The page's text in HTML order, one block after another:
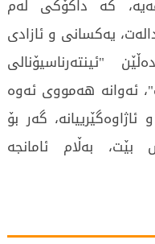
كە داكۆكى لەم
يەكسانى و ئازادى
"ئينتەرناسيۆنالى
ئەوانە هەمووى ئەوە
گەر بۆ
بێت، بەڵام ئامانجە